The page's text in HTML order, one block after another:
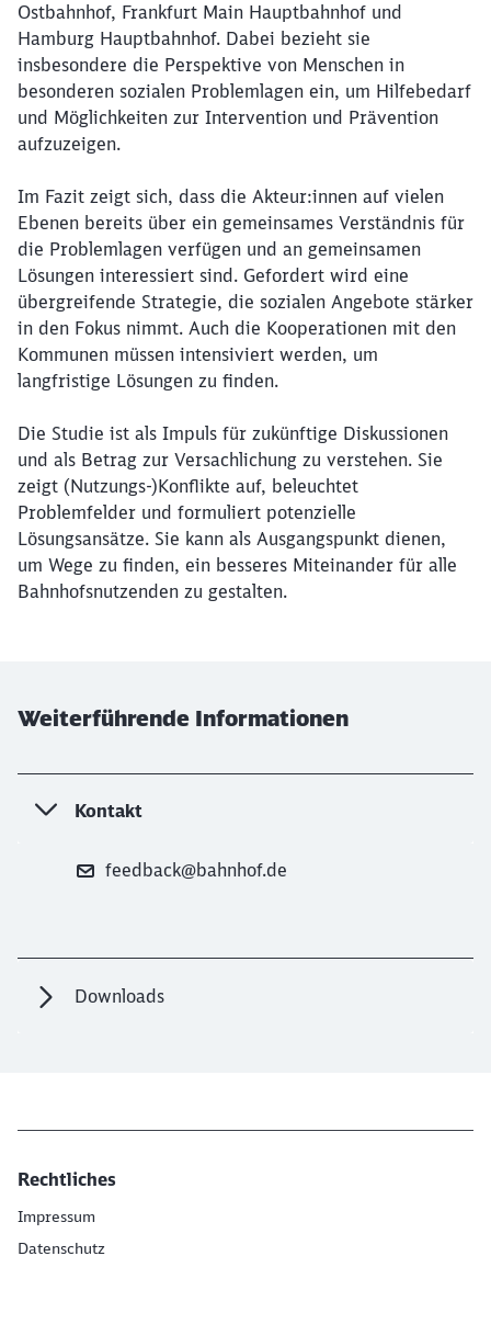
Ostbahnhof, Frankfurt Main Hauptbahnhof und
Hamburg Hauptbahnhof. Dabei bezieht sie
insbesondere die Perspektive von Menschen in
besonderen sozialen Problemlagen ein, um Hilfebedarf
und Möglichkeiten zur Intervention und Prävention
aufzuzeigen.
Im Fazit zeigt sich, dass die Akteur:innen auf vielen
Ebenen bereits über ein gemeinsames Verständnis für
die Problemlagen verfügen und an gemeinsamen
Lösungen interessiert sind. Gefordert wird eine
übergreifende Strategie, die sozialen Angebote stärker
in den Fokus nimmt. Auch die Kooperationen mit den
Kommunen müssen intensiviert werden, um
langfristige Lösungen zu finden.
Die Studie ist als Impuls für zukünftige Diskussionen
und als Betrag zur Versachlichung zu verstehen. Sie
zeigt (Nutzungs-)Konflikte auf, beleuchtet
Problemfelder und formuliert potenzielle
Lösungsansätze. Sie kann als Ausgangspunkt dienen,
um Wege zu finden, ein besseres Miteinander für alle
Bahnhofsnutzenden zu gestalten.
Weiterführende Informationen
Kontakt
feedback@bahnhof.de
Downloads
Rechtliches
Impressum
Datenschutz
Möchten Sie zuweitergeleitet
werden?
Abbrechen